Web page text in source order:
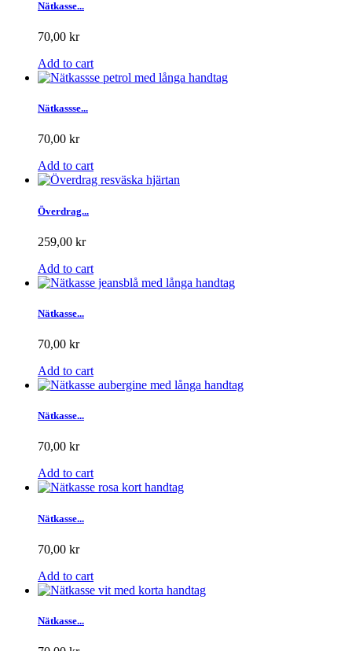
Nätkasse...
70,00 kr
Add to cart
Nätkassse...
70,00 kr
Add to cart
Överdrag...
259,00 kr
Add to cart
Nätkasse...
70,00 kr
Add to cart
Nätkasse...
70,00 kr
Add to cart
Nätkasse...
70,00 kr
Add to cart
Nätkasse...